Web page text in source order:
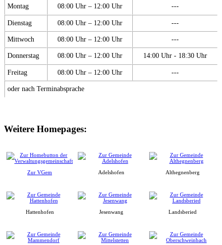
Montag 08:00 Uhr – 12:00 Uhr ---
Dienstag 08:00 Uhr – 12:00 Uhr ---
Mittwoch 08:00 Uhr – 12:00 Uhr ---
Donnerstag 08:00 Uhr – 12:00 Uhr 14:00 Uhr - 18:30 Uhr
Freitag 08:00 Uhr – 12:00 Uhr ---
oder nach Terminabsprache
Weitere Homepages:
Zur VGem Adelshofen Althegnenberg
Hattenhofen Jesenwang Landsberied